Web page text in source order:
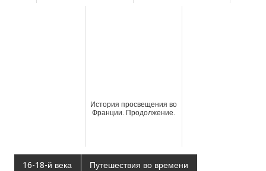
История просвещения во
Франции. Продолжение.
16-18-й века Путешествия во времени